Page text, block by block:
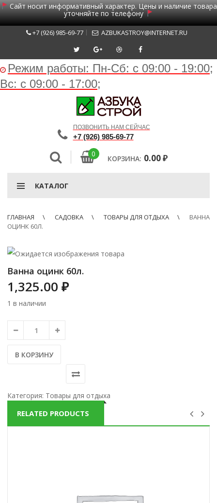
Сайт носит информативный характер. Цены и наличие товара
уточняйте по телефону
+7 (926) 985-69-77 AZBUKASTROY@INTERNET.RU
Режим работы: Пн-Сб: с 09:00 - 19:00;
Вс: с 09:00 - 17:00;
ПОЗВОНИТЬ НАМ СЕЙЧАС
+7 (926) 985-69-77
0
КОРЗИНА: 0.00₽
КАТАЛОГ
ГЛАВНАЯ САДОВКА ТОВАРЫ ДЛЯ ОТДЫХА
ВАННА
ОЦИНК 60Л.
Ванна оцинк 60л.
1,325.00 ₽
1 в наличии
В КОРЗИНУ
Категория: Товары для отдыха
RELATED PRODUCTS